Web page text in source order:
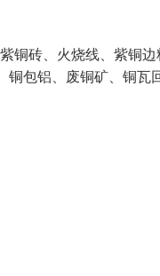
铜砖、火烧线、紫铜
包铝、废铜矿、铜瓦